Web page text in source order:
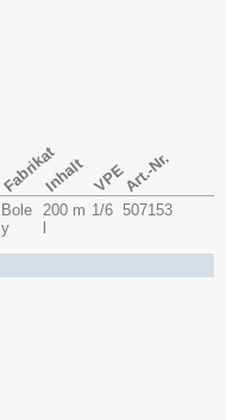
FabrikatInhalt VPEArt.-Nr.
Bole
y
200 m 1/6 507153